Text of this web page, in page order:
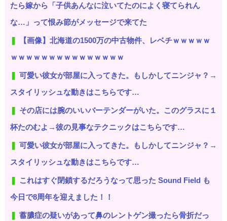
たら嫁から「子供あんなに泣いてたのによく寝てられん
な…」って恨み節がメッセージで来てた
【画像】北海道の1500万の中古物件、レベチｗｗｗｗｗ
ｗｗｗｗｗｗｗｗｗｗｗｗｗｗｗ
可愛い彼女が部屋に入ってきた。もしかしてニンジャ？→
スタイリッシュな動きはこちらです…
その店には腕のいいバーテンダーがいた。このグラスに１
杯たのむよ→彼の見事なテクニックはこちらです…
可愛い彼女が部屋に入ってきた。もしかしてニンジャ？→
スタイリッシュな動きはこちらです…
これはすぐ閉鎖するだろうなって思った Sound Field も
今日で8周年を迎えました！！
蓄膿症の疑いがあって鼻のレントゲン撮ったら骨折だっ